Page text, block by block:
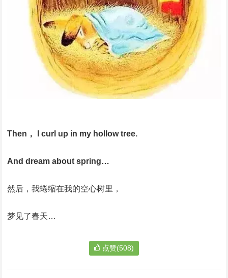
Then， I curl up in my hollow tree.
And dream about spring…
然后，我蜷缩在我的空心树里，
梦见了春天…
点赞(508)